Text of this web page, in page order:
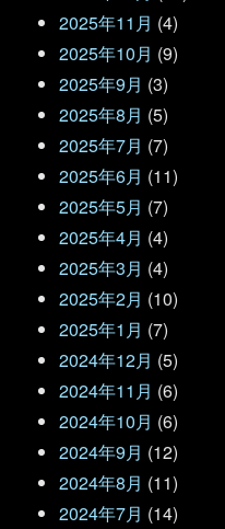
2025年11月 (4)
2025年10月 (9)
2025年9月 (3)
2025年8月 (5)
2025年7月 (7)
2025年6月 (11)
2025年5月 (7)
2025年4月 (4)
2025年3月 (4)
2025年2月 (10)
2025年1月 (7)
2024年12月 (5)
2024年11月 (6)
2024年10月 (6)
2024年9月 (12)
2024年8月 (11)
2024年7月 (14)